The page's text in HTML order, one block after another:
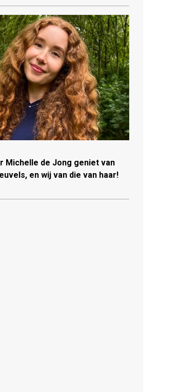
Michelle de Jong geniet van
en wij van die van haar!